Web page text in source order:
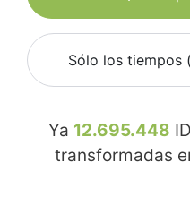
Sólo los tiempos
Ya 12.695.448
transformadas